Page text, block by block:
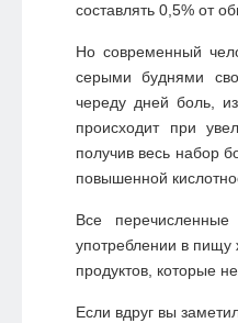
составлять 0,5% от
Но современный
серыми буднями
череду дней боль,
происходит при
получив весь набор
повышенной
Все
употреблении в пищу
продуктов, которые
Если вдруг вы